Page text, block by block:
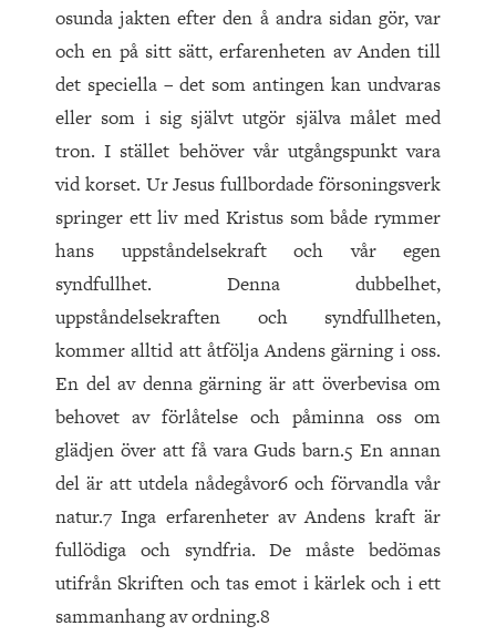
osunda jakten efter den å andra sidan gör, var
och en på sitt sätt, erfarenheten av Anden till
det speciella – det som antingen kan undvaras
eller som i sig självt utgör själva målet med
tron. I stället behöver vår utgångspunkt vara
vid korset. Ur Jesus fullbordade försoningsverk
springer ett liv med Kristus som både rymmer
hans uppståndelsekraft och vår egen
syndfullhet. Denna dubbelhet,
uppståndelsekraften och syndfullheten,
kommer alltid att åtfölja Andens gärning i oss.
En del av denna gärning är att överbevisa om
behovet av förlåtelse och påminna oss om
glädjen över att få vara Guds barn.5 En annan
del är att utdela nådegåvor6 och förvandla vår
natur.7 Inga erfarenheter av Andens kraft är
fullödiga och syndfria. De måste bedömas
utifrån Skriften och tas emot i kärlek och i ett
sammanhang av ordning.8